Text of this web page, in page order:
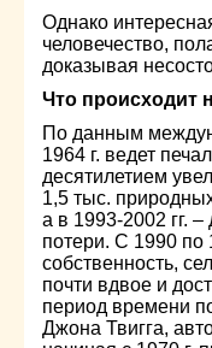
Однако
человечество,
доказывая
Что происходит
По данным
1964 г. ведет
десятилетием
1,5 тыс.
а в 1993-2002 гг.
потери. С 1990 по
собственность,
почти вдвое и
период времени
Джона Твигга,